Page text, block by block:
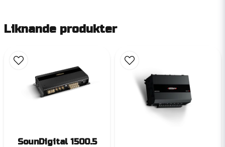
Liknande produkter
SounDigital 1500.5